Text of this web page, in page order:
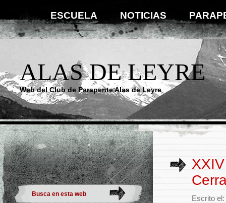
ESCUELA NOTICIAS
ALAS DE LEYRE
Web del Club de Parapente Alas de Leyre
Escrito